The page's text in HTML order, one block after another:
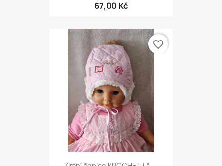
67,00 Kč
favorite_border